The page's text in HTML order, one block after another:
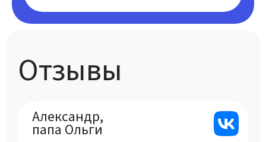
Отзывы
Александр,
папа Ольги